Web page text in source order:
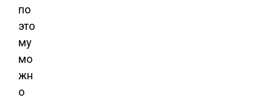
по
это
му
мо
жн
о